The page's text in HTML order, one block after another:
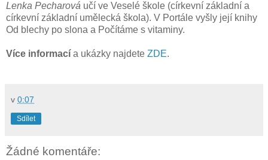
Lenka Pecharová učí ve Veselé škole (církevní základní a
církevní základní umělecká škola). V Portále vyšly její knihy
Od blechy po slona a Počítáme s vitaminy.
Více informací a ukázky najdete ZDE.
v 0:07
Sdílet
Žádné komentáře: